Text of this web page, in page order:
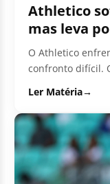
Athletico
mas leva
O Athletico
confronto difícil.
Ler Matéria→